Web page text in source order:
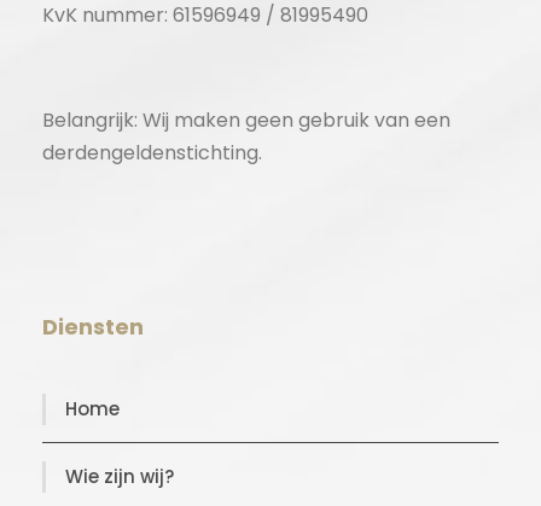
KvK nummer: 61596949 / 81995490
Belangrijk: Wij maken geen gebruik van een
derdengeldenstichting.
Diensten
Home
Wie zijn wij?